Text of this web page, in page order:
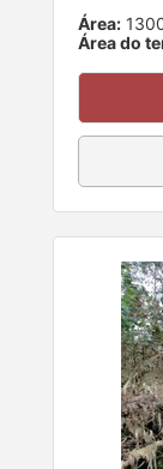
Área:
Área do